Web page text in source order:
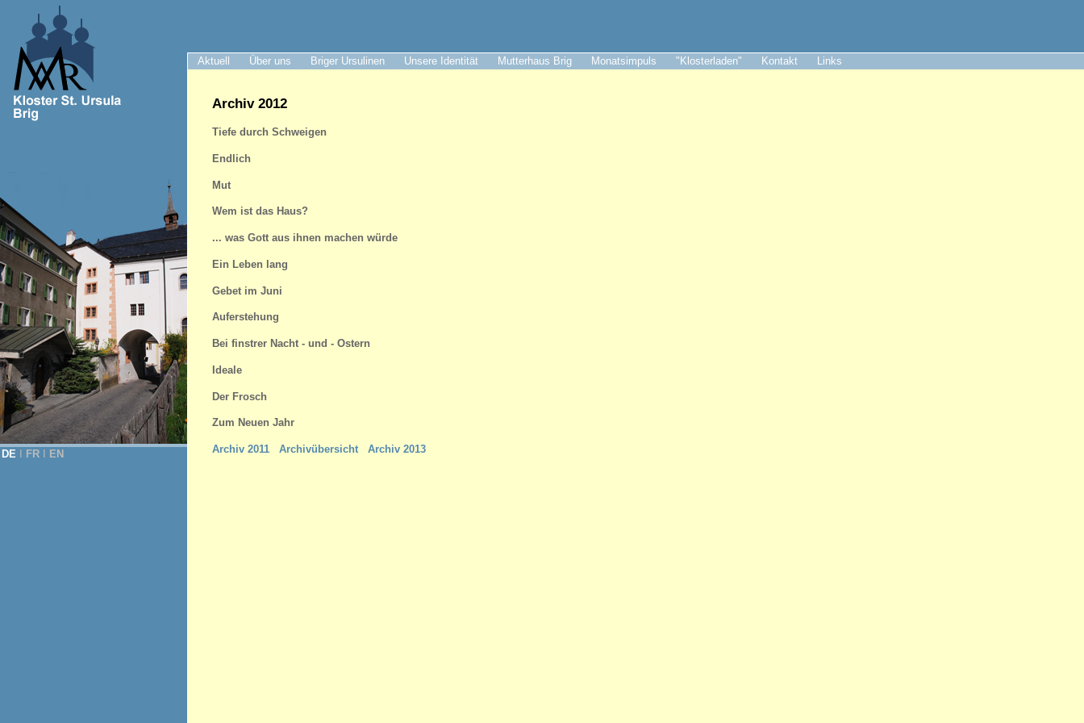
Aktuell Über uns Briger Ursulinen Unsere Identität Mutterhaus Brig Monatsimpuls "Klosterladen" Kontakt Links
DE FR EN
Archiv 2012
Tiefe durch Schweigen
Endlich
Mut
Wem ist das Haus?
... was Gott aus ihnen machen würde
Ein Leben lang
Gebet im Juni
Auferstehung
Bei finstrer Nacht - und - Ostern
Ideale
Der Frosch
Zum Neuen Jahr
Archiv 2011 Archivübersicht Archiv 2013